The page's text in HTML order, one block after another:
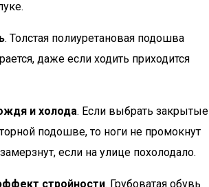
. Толстая полиуретановая подошва
даже если ходить приходится
и холода. Если выбрать закрытые
подошве, то ноги не промокнут
если на улице похолодало.
стройности. Грубоватая обувь